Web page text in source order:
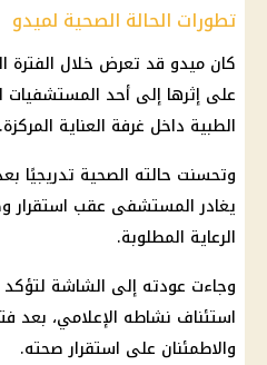
تطورات الحالة الصحية لميدو
كان ميدو قد تعرض خلال الفترة
على إثرها إلى أحد المستشفيات
الطبية داخل غرفة العناية المركزة.
وتحسنت حالته الصحية تدريجيًا
يغادر المستشفى عقب استقرار
الرعاية المطلوبة.
وجاءت عودته إلى الشاشة
استئناف نشاطه الإعلامي، بعد
والاطمئنان على استقرار صحته.